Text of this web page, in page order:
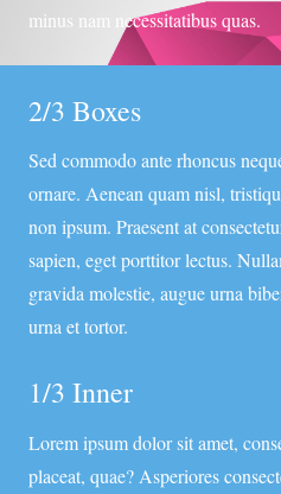
minus nam necessitatibus quas.
2/3 Boxes
Sed commodo ante rhoncus
ornare. Aenean quam nisl,
non ipsum. Praesent at
sapien, eget porttitor lectus.
gravida molestie, augue urna
urna et tortor.
1/3 Inner
Lorem ipsum dolor sit amet,
placeat, quae? Asperiores